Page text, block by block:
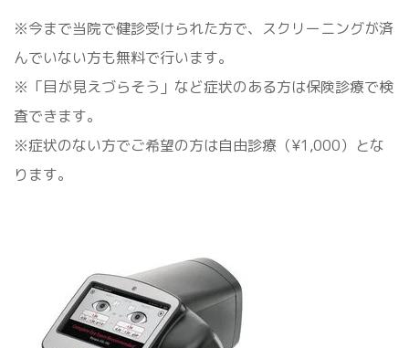
※今まで当院で健診受けられた方で、スクリーニングが済
んでいない方も無料で行います。
※「目が見えづらそう」など症状のある方は保険診療で検
査できます。
※症状のない方でご希望の方は自由診療（¥1,000）とな
ります。